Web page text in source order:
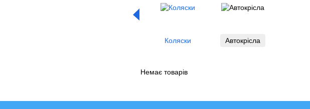
Коляски Автокрісла
Немає товарів